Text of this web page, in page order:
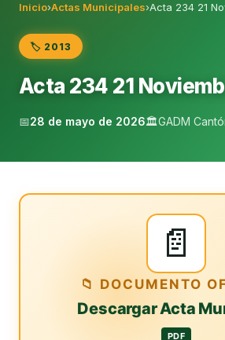
Inicio›Actas Municipales›Acta 234 21
🏷️ 2013
Acta 234 21
📅28 de mayo de 2026🏛️GADM
📄
📁 DOCUMENTO
Descargar Acta
PDF